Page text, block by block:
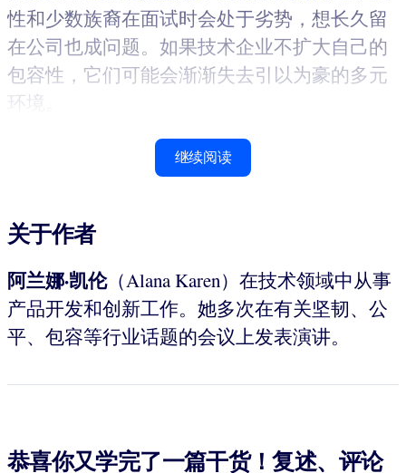
性和少数族裔在面试时会处于劣势，想长久留
在公司也成问题。如果技术企业不扩大自己的
包容性，它们可能会渐渐失去引以为豪的多元
环境。
继续阅读
关于作者
阿兰娜·凯伦（Alana Karen）在技术领域中从事
产品开发和创新工作。她多次在有关坚韧、公
平、包容等行业话题的会议上发表演讲。
恭喜你又学完了一篇干货！复述、评论